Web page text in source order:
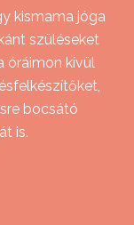
kismama jóga
szüléseket
óráimon kívül
bocsátó
is.